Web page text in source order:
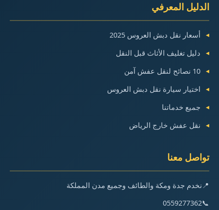
الدليل المعرفي
أسعار نقل دبش العروس 2025
دليل تغليف الأثاث قبل النقل
10 نصائح لنقل عفش آمن
اختيار سيارة نقل دبش العروس
جميع خدماتنا
نقل عفش خارج الرياض
تواصل معنا
📍نخدم جدة ومكة والطائف وجميع مدن المملكة
📞
0559277362